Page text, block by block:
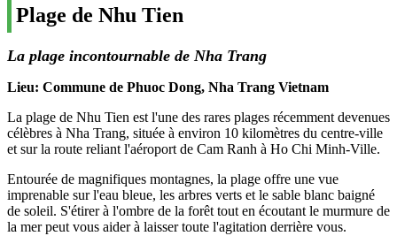
Plage de Nhu Tien
La plage incontournable de Nha Trang
Lieu: Commune de Phuoc Dong, Nha Trang Vietnam
La plage de Nhu Tien est l'une des rares plages récemment devenues
célèbres à Nha Trang, située à environ 10 kilomètres du centre-ville
et sur la route reliant l'aéroport de Cam Ranh à Ho Chi Minh-Ville.
Entourée de magnifiques montagnes, la plage offre une vue
imprenable sur l'eau bleue, les arbres verts et le sable blanc baigné
de soleil. S'étirer à l'ombre de la forêt tout en écoutant le murmure de
la mer peut vous aider à laisser toute l'agitation derrière vous.